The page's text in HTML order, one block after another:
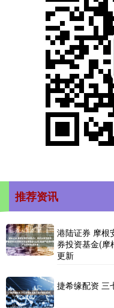
推荐资讯
港陆证券 摩根
券投资基金(摩
更新
捷希缘配资 三